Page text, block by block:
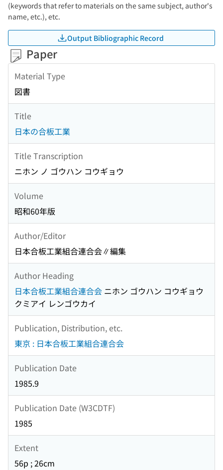
(keywords that refer to materials on the same subject, author's
name, etc.), etc.
Output Bibliographic Record
Paper
Material Type
図書
Title
日本の合板工業
Title Transcription
ニホン ノ ゴウハン コウギョウ
Volume
昭和60年版
Author/Editor
日本合板工業組合連合会∥編集
Author Heading
日本合板工業組合連合会 ニホン ゴウハン コウギョウ
クミアイ レンゴウカイ
Publication, Distribution, etc.
東京 : 日本合板工業組合連合会
Publication Date
1985.9
Publication Date (W3CDTF)
1985
Extent
56p ; 26cm